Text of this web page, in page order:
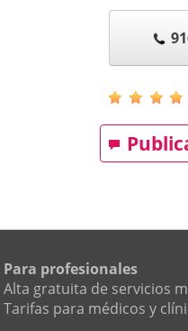
Para profesionales
Alta gratuita de servicios
Tarifas para médicos y